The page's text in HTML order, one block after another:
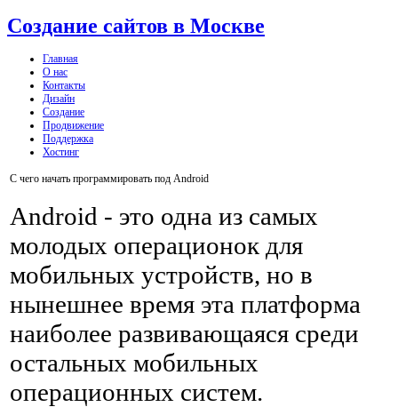
Создание сайтов в Москве
Главная
О нас
Контакты
Дизайн
Создание
Продвижение
Поддержка
Хостинг
С чего начать программировать под Android
Android - это одна из самых
молодых операционок для
мобильных устройств, но в
нынешнее время эта платформа
наиболее развивающаяся среди
остальных мобильных
операционных систем.